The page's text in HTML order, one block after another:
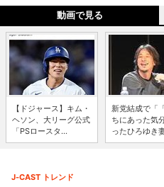
動画で見る
【ドジャース】キム・
ヘソン、大リーグ公式
「PSロースタ...
新党結成で「
ちにあった気
ったひろゆき
J-CAST トレンド